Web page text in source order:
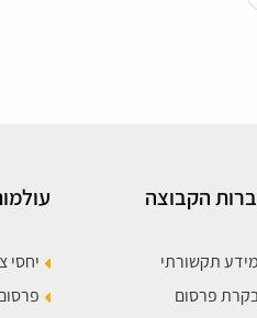
הקבוצה
מידע תקשורתי
פרסום
יחסי